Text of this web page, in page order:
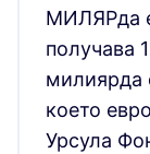
МИЛЯРда
получава
милиярда
което
Урсула